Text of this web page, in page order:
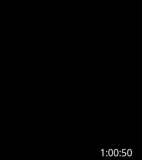
1:00:50